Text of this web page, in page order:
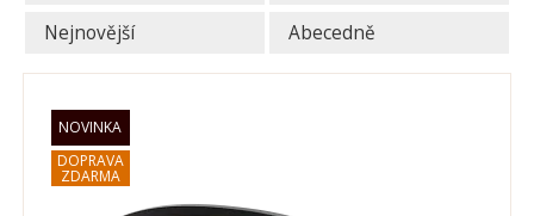
Nejnovější
Abecedně